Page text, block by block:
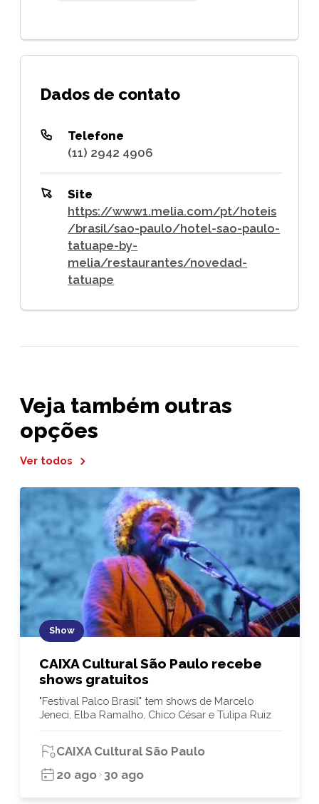
Dados de contato
Telefone
(11) 2942 4906
Site
https://www1.melia.com/pt/hoteis
/brasil/sao-paulo/hotel-sao-paulo-
tatuape-by-
melia/restaurantes/novedad-
tatuape
Veja também outras
opções
Ver todos
Show
CAIXA Cultural São Paulo recebe
shows gratuitos
"Festival Palco Brasil" tem shows de Marcelo
Jeneci, Elba Ramalho, Chico César e Tulipa Ruiz
CAIXA Cultural São Paulo
20 ago 30 ago